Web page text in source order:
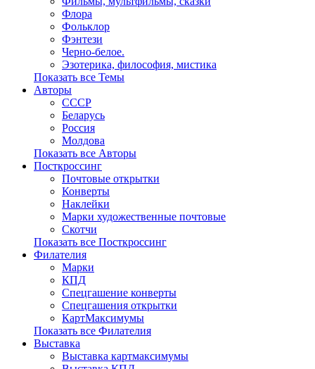
Флора
Фольклор
Фэнтези
Черно-белое.
Эзотерика, философия, мистика
Показать все Темы
Авторы
СССР
Беларусь
Россия
Молдова
Показать все Авторы
Посткроссинг
Почтовые открытки
Конверты
Наклейки
Марки художественные почтовые
Скотчи
Показать все Посткроссинг
Филателия
Марки
КПД
Спецгашение конверты
Спецгашения открытки
КартМаксимумы
Показать все Филателия
Выставка
Выставка картмаксимумы